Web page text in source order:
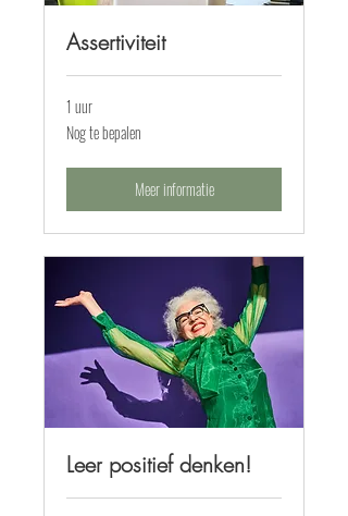
Assertiviteit
1 uur
Nog
te
Nog te bepalen
Meer informatie
Leer positief denken!